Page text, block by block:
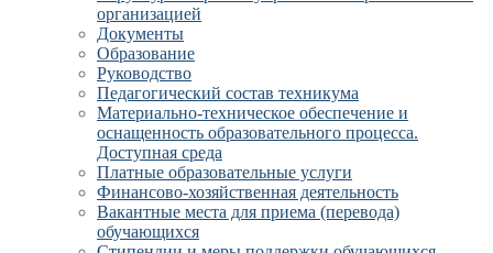
организацией
Документы
Образование
Руководство
Педагогический состав техникума
Материально-техническое обеспечение и
оснащенность образовательного процесса.
Доступная среда
Платные образовательные услуги
Финансово-хозяйственная деятельность
Вакантные места для приема (перевода)
обучающихся